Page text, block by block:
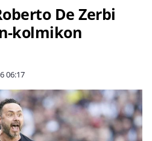
De Zerbi
kolmikon
06:17